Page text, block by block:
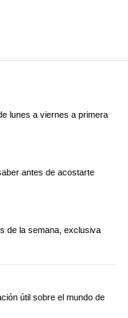
lunes a viernes a primera
antes de acostarte
de la semana, exclusiva
útil sobre el mundo de